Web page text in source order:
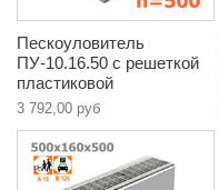
Пескоуловитель
ПУ-10.16.50 с решеткой
пластиковой
3 792,00 руб